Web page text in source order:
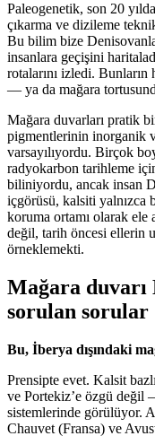
Paleogenetik, son 20
çıkarma ve dizileme
Bu bilim bize
insanlara geçişini
rotalarını izledi.
— ya da mağara
Mağara duvarları pratik
pigmentlerinin inorganik
varsayılıyordu. Birçok
radyokarbon tarihleme
biliniyordu, ancak insan
içgörüsü, kalsiti yalnızca
koruma ortamı olarak
değil, tarih öncesi ellerin
örneklemekti.
Mağara duvarı
sorulan sorular
Bu, İberya dışındaki
Prensipte evet. Kalsit
ve Portekiz’e özgü değil
sistemlerinde görülüyor.
Chauvet (Fransa) ve